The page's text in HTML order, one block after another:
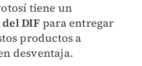
tiene un
DIF para entregar
productos a
desventaja.